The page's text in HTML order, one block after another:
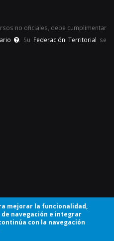
no oficiales, debe cumplimentar
. Su Federación Territorial se
derechos reservados.
mejorar la funcionalidad,
navegación e integrar
con la navegación